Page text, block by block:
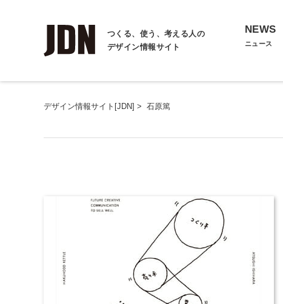
つくる、使う、考える人の
デザイン情報サイト
NEWS
ニュース
デザイン情報サイト[JDN] > 石原篤